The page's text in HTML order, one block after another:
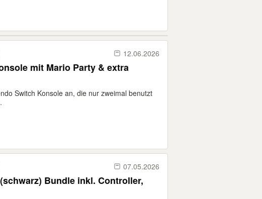
12.06.2026
mit Mario Party & extra
Switch Konsole an, die nur zweimal benutzt
07.05.2026
Bundle inkl. Controller,